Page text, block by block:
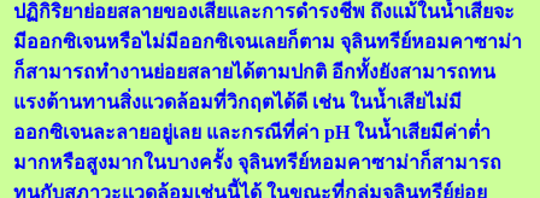
ปฏิกิริยาย่อยสลายของเสียและการดำรงชีพ ถึงแม้ในน้ำเสียจะ
มีออกซิเจนหรือไม่มีออกซิเจนเลยก็ตาม จุลินทรีย์หอมคาซาม่า
ก็สามารถทำงานย่อยสลายได้ตามปกติ อีกทั้งยังสามารถทน
แรงต้านทานสิ่งแวดล้อมที่วิกฤตได้ดี เช่น ในน้ำเสียไม่มี
ออกซิเจนละลายอยู่เลย และกรณีที่ค่า pH ในน้ำเสียมีค่าต่ำ
มากหรือสูงมากในบางครั้ง จุลินทรีย์หอมคาซาม่าก็สามารถ
ทนกับสภาวะแวดล้อมเช่นนี้ได้ ในขณะที่กลุ่มจุลินทรีย์ย่อย